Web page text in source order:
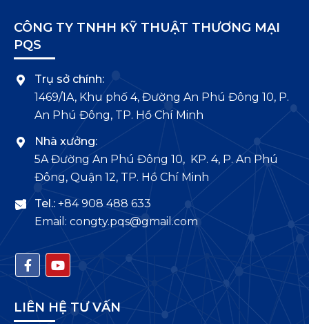
CÔNG TY TNHH KỸ THUẬT THƯƠNG MẠI
PQS
Trụ sở chính:
1469/1A, Khu phố 4, Đường An Phú Đông 10, P.
An Phú Đông, TP. Hồ Chí Minh
Nhà xưởng:
5A Đường An Phú Đông 10, KP. 4, P. An Phú
Đông, Quận 12, TP. Hồ Chí Minh
Tel.: +84 908 488 633
Email: congty.pqs@gmail.com
LIÊN HỆ TƯ VẤN